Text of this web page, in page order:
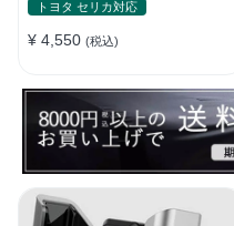
トヨタ セリカ対応
¥ 4,550 (税込)